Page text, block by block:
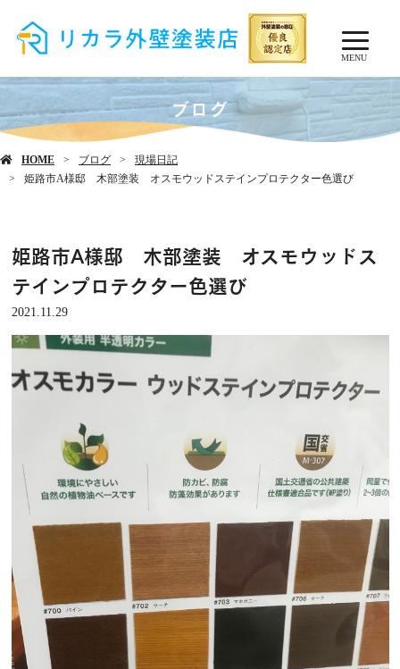
MENU
ブログ
HOME ブログ
現場日記
姫路市A様邸 木部塗装 オスモウッドステインプロテクター色選び
姫路市A様邸 木部塗装 オスモウッドス
テインプロテクター色選び
2021.11.29